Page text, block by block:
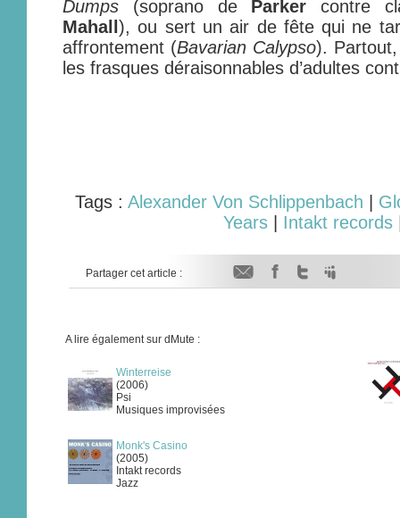
Dumps (soprano de Parker contre
Mahall ), ou sert un air de fête qui ne
affrontement (Bavarian Calypso).
les frasques déraisonnables d’adultes
Tags : Alexander Von Schlippenbach
Years
Intakt records
Partager cet article :
A lire également sur dMute :
Winterreise
(2006)
Psi
Musiques improvisées
Monk's Casino
(2005)
Intakt records
Jazz